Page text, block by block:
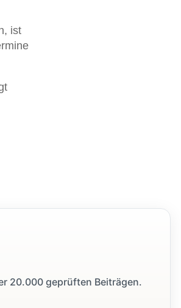
ist
20.000 geprüften Beiträgen.